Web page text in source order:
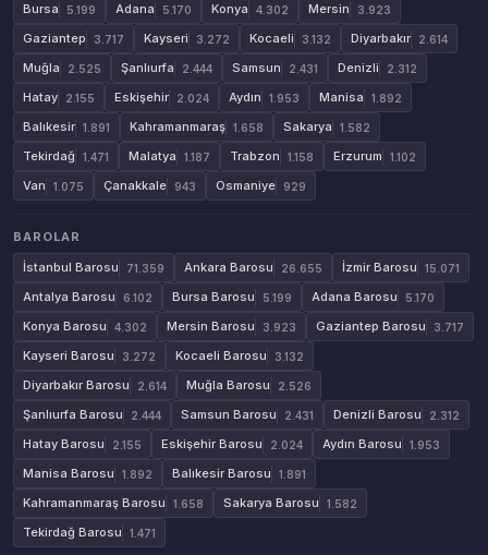
Bursa 5.199 Adana 5.170 Konya 4.302 Mersin 3.923
Gaziantep 3.717 Kayseri 3.272 Kocaeli 3.132 Diyarbakır 2.614
Muğla 2.525 Şanlıurfa 2.444 Samsun 2.431 Denizli 2.312
Hatay 2.155 Eskişehir 2.024 Aydın 1.953 Manisa 1.892
Balıkesir 1.891 Kahramanmaraş 1.658 Sakarya 1.582
Tekirdağ 1.471 Malatya 1.187 Trabzon 1.158 Erzurum 1.102
Van 1.075 Çanakkale 943 Osmaniye 929
BAROLAR
İstanbul Barosu
71.359 Ankara Barosu 26.655 İzmir Barosu 15.071
Antalya Barosu 6.102 Bursa Barosu 5.199 Adana Barosu 5.170
Konya Barosu 4.302 Mersin Barosu 3.923 Gaziantep Barosu 3.717
Kayseri Barosu 3.272 Kocaeli Barosu 3.132
Diyarbakır Barosu 2.614 Muğla Barosu 2.526
Şanlıurfa Barosu 2.444 Samsun Barosu 2.431 Denizli Barosu 2.312
Hatay Barosu 2.155 Eskişehir Barosu 2.024 Aydın Barosu 1.953
Manisa Barosu 1.892 Balıkesir Barosu 1.891
Kahramanmaraş Barosu 1.658 Sakarya Barosu 1.582
Tekirdağ Barosu 1.471